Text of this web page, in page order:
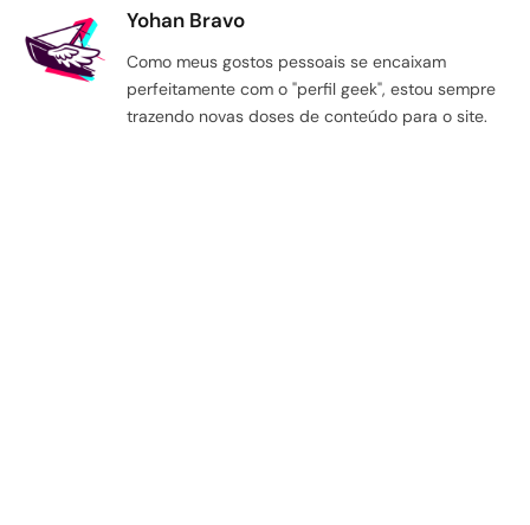
Yohan Bravo
Como meus gostos pessoais se encaixam
perfeitamente com o "perfil geek", estou sempre
trazendo novas doses de conteúdo para o site.